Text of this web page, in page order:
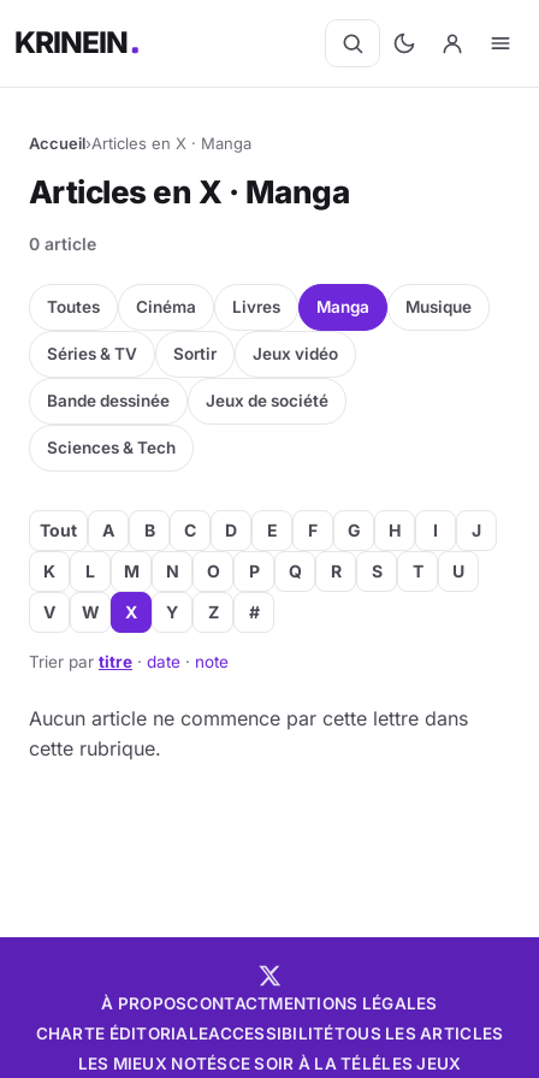
KRINEIN
Accueil›Articles en X · Manga
Articles en X · Manga
0 article
Toutes Cinéma Livres Manga Musique
Séries & TV Sortir Jeux vidéo
Bande dessinée Jeux de société
Sciences & Tech
Tout A B C D E F G H I
J
K
L M N O P Q R S T
U
V
W X Y Z #
Trier par titre · date · note
Aucun article ne commence par cette lettre dans
cette rubrique.
À PROPOSCONTACTMENTIONS LÉGALES
CHARTE ÉDITORIALEACCESSIBILITÉTOUS LES ARTICLES
LES MIEUX NOTÉSCE SOIR À LA TÉLÉLES JEUX